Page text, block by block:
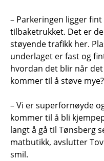
– Parkeringen ligger
tilbaketrukket. Det er
støyende trafikk her.
underlaget er fast og
hvordan det blir når
kommer til å støve
– Vi er superfornøyde
kommer til å bli
langt å gå til Tønsberg
matbutikk, avslutter
smil.